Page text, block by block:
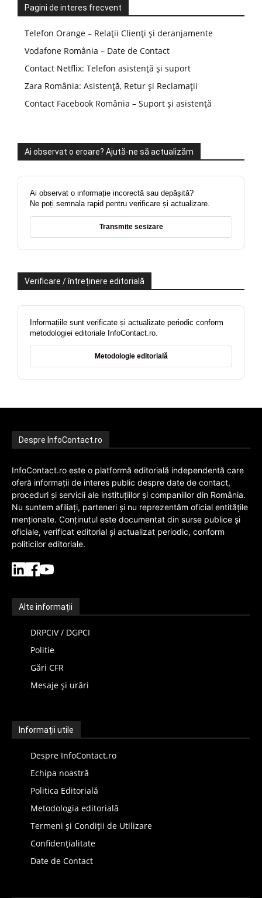
Pagini de interes frecvent
Telefon Orange – Relații Clienți și deranjamente
Vodafone România – Date de Contact
Contact Netflix: Telefon asistență și suport
Zara România: Asistență, Retur și Reclamații
Contact Facebook România – Suport și asistență
Ai observat o eroare? Ajută-ne să actualizăm
Ai observat o informație incorectă sau depășită?
Ne poți semnala rapid pentru verificare și actualizare.
Transmite sesizare
Verificare / întreținere editorială
Informațiile sunt verificate și actualizate periodic conform
metodologiei editoriale InfoContact.ro.
Metodologie editorială
Despre InfoContact.ro
InfoContact.ro este o platformă editorială independentă care
oferă informații de interes public despre date de contact,
proceduri și servicii ale instituțiilor și companiilor din România.
Nu suntem afiliați, parteneri și nu reprezentăm oficial entitățile
menționate. Conținutul este documentat din surse publice și
oficiale, verificat editorial și actualizat periodic, conform
politicilor editoriale.
Alte informații
DRPCIV / DGPCI
Politie
Gări CFR
Mesaje și urări
Informații utile
Despre InfoContact.ro
Echipa noastră
Politica Editorială
Metodologia editorială
Termeni și Condiții de Utilizare
Confidențialitate
Date de Contact